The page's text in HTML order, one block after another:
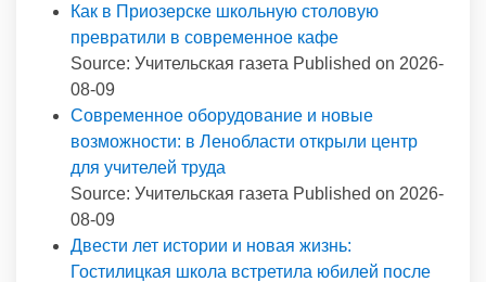
Как в Приозерске школьную столовую
превратили в современное кафе
Source: Учительская газета Published on 2026-
08-09
Современное оборудование и новые
возможности: в Ленобласти открыли центр
для учителей труда
Source: Учительская газета Published on 2026-
08-09
Двести лет истории и новая жизнь:
Гостилицкая школа встретила юбилей после